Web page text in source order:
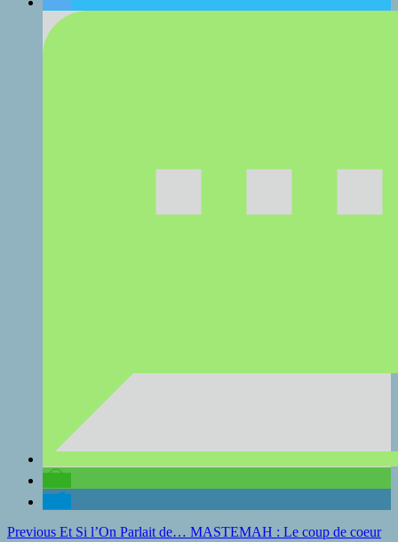
Continue
Previous Et Si l’On Parlait de… MASTEMAH : Le coup de coeur